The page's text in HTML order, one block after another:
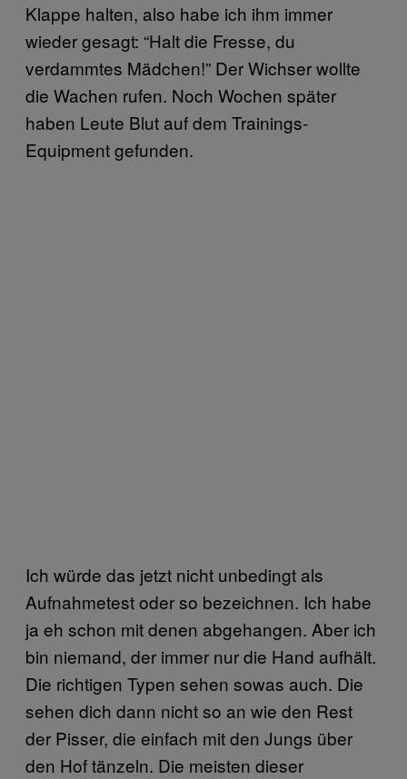
Klappe halten, also habe ich ihm immer
wieder gesagt: “Halt die Fresse, du
verdammtes Mädchen!” Der Wichser wollte
die Wachen rufen. Noch Wochen später
haben Leute Blut auf dem Trainings-
Equipment gefunden.
Ich würde das jetzt nicht unbedingt als
Aufnahmetest oder so bezeichnen. Ich habe
ja eh schon mit denen abgehangen. Aber ich
bin niemand, der immer nur die Hand aufhält.
Die richtigen Typen sehen sowas auch. Die
sehen dich dann nicht so an wie den Rest
der Pisser, die einfach mit den Jungs über
den Hof tänzeln. Die meisten dieser